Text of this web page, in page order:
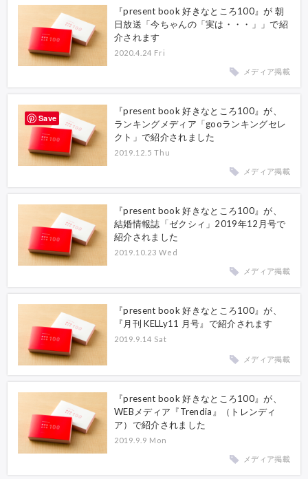
『present book 好きなところ100』が 朝
日放送「今ちゃんの「実は・・・」」で紹
介されます
2020.4.24 Fri
メディア掲載
『present book 好きなところ100』が、
ランキングメディア「gooランキングセレ
クト」で紹介されました
2019.12.5 Thu
メディア掲載
『present book 好きなところ100』が、
結婚情報誌「ゼクシィ」2019年12月号で
紹介されました
2019.10.23 Wed
メディア掲載
『present book 好きなところ100』が、
『月刊 KELLy11 月号』で紹介されます
2019.9.14 Sat
メディア掲載
『present book 好きなところ100』が、
WEBメディア『Trendia』（トレンディ
ア）で紹介されました
2019.9.9 Mon
メディア掲載
Save